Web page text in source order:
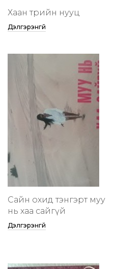
Хаан төрийн нууц
Дэлгэрэнгүй
Сайн охид тэнгэрт муу
нь хаа сайгүй
Дэлгэрэнгүй